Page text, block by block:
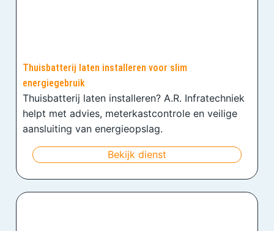
Thuisbatterij laten installeren voor slim
energiegebruik
Thuisbatterij laten installeren? A.R. Infratechniek
helpt met advies, meterkastcontrole en veilige
aansluiting van energieopslag.
Bekijk dienst